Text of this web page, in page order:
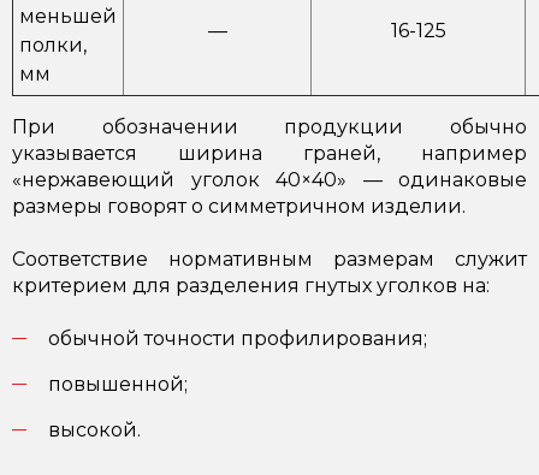
меньшей
полки,
мм
— 16-125
При обозначении продукции обычно
указывается ширина граней, например
«нержавеющий уголок 40×40» — одинаковые
размеры говорят о симметричном изделии.
Соответствие нормативным размерам служит
критерием для разделения гнутых уголков на:
обычной точности профилирования;
повышенной;
высокой.